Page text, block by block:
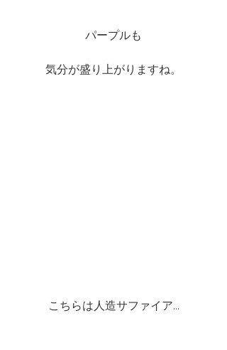
パープルも
気分が盛り上がりますね。
こちらは人造サファイア...